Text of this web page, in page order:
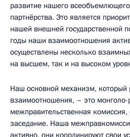
развитие нашего всеобъемлющего
партнёрства. Это является
нашей внешней государственной
годы наши взаимоотношения
осуществлены несколько
на высшем, так и на высоком
Наш основной механизм, который
взаимоотношения, – это монголо-
межправительственная
заседание. Наша